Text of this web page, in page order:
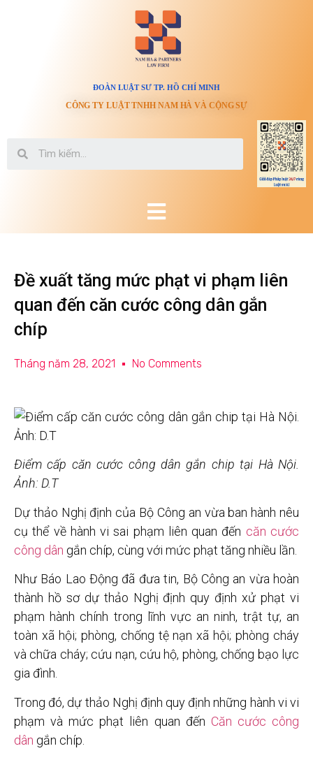
ĐOÀN LUẬT SƯ TP. HỒ CHÍ MINH
CÔNG TY LUẬT TNHH NAM HÀ VÀ CỘNG SỰ
Đề xuất tăng mức phạt vi phạm liên
quan đến căn cước công dân gắn
chíp
Tháng năm 28, 2021 No Comments
Điểm cấp căn cước công dân gắn chip tại Hà Nội.
Ảnh: D.T
Dự thảo Nghị định của Bộ Công an vừa ban hành nêu
cụ thể về hành vi sai phạm liên quan đến căn cước
công dân gắn chíp, cùng với mức phạt tăng nhiều lần.
Như Báo Lao Động đã đưa tin, Bộ Công an vừa hoàn
thành hồ sơ dự thảo Nghị định quy định xử phạt vi
phạm hành chính trong lĩnh vực an ninh, trật tự, an
toàn xã hội; phòng, chống tệ nạn xã hội; phòng cháy
và chữa cháy; cứu nạn, cứu hộ, phòng, chống bạo lực
gia đình.
Trong đó, dự thảo Nghị định quy định những hành vi vi
phạm và mức phạt liên quan đến Căn cước công
dân gắn chíp.